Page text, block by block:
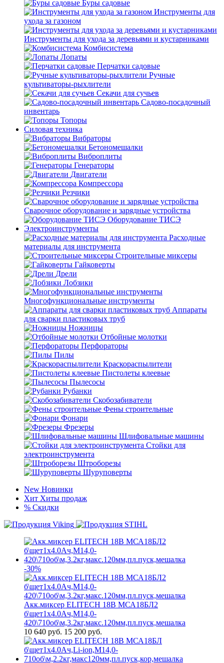
Буры садовые
Инструменты для
ухода за газоном
Инструменты для ухода за деревьями и кустарниками
Комбисистема
Лопаты
Перчатки садовые
Ручные
культиваторы-рыхлители
Секачи для сучьев
Садово-посадочный
инвентарь
Топоры
Силовая техника
Вибраторы
Бетономешалки
Виброплиты
Генераторы
Двигатели
Компрессора
Резчики
Сварочное оборудование и зарядные устройства
Оборудование ТИСЭ
Электроинструменты
Расходные
материалы для инструмента
Строительные миксеры
Гайковерты
Дрели
Лобзики
Многофункциональные инструменты
Аппараты
для сварки пластиковых труб
Ножницы
Отбойные молотки
Перфораторы
Пилы
Краскораспылители
Пистолеты клеевые
Пылесосы
Рубанки
Скобозабиватели
Фены строительные
Фонари
Фрезеры
Шлифовальные машины
Стойки для
электроинструмента
Штроборезы
Шуруповерты
New Новинки
Хит Хиты продаж
% Скидки
-30%
Акк.миксер ELITECH 18В МСА18БЛ2
б\щет1х4.0Ач,М14,0-
420\710об\м,3.2кг,макс.120мм,пл.пуск,мешалка
10 640 руб. 15 200 руб.